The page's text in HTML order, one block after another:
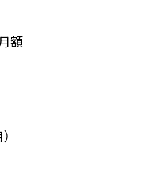
額